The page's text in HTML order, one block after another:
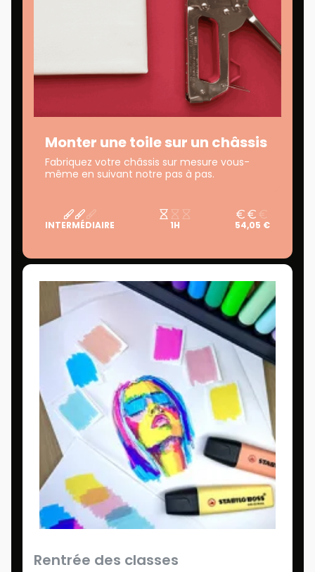
Monter une toile sur un châssis
Fabriquez votre châssis sur mesure vous-
même en suivant notre pas à pas.
INTERMÉDIAIRE 1H 54,05 €
Rentrée des classes